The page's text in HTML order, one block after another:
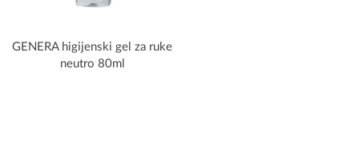
GENERA higijenski gel za ruke
neutro 80ml